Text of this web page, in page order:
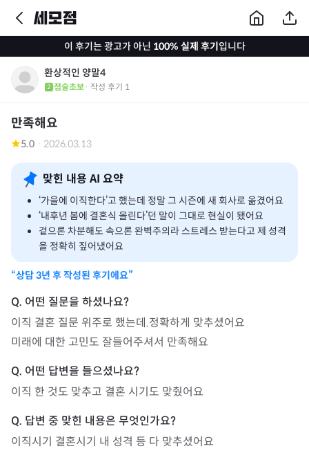
이 후기는 광고가 아닌 100% 실제 후기입니다
환상적인 양말4
점술초보· 작성 후기 1
만족해요
5.0 · 2026.03.13
맞힌 내용 AI 요약
‘가을에 이직한다’고 했는데 정말 그 시즌에 새 회사로 옮겼어요
‘내후년 봄에 결혼식 올린다’던 말이 그대로 현실이 됐어요
겉으론 차분해도 속으론 완벽주의라 스트레스 받는다고 제 성격
을 정확히 짚어냈어요
“상담3년 후 작성된 후기에요”
이직 결혼 질문 위주로 했는데.정확하게 맞추셨어요
미래에 대한 고민도 잘들어주셔서 만족해요
이직 한 것도 맞추고 결혼 시기도 맞췄어요
이직시기 결혼시기 내 성격 등 다 맞추셨어요